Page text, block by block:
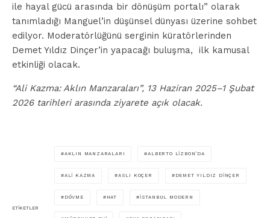
ile hayal gücü arasında bir dönüşüm portalı” olarak
tanımladığı Manguel’in düşünsel dünyası üzerine sohbet
edilyor. Moderatörlüğünü serginin küratörlerinden
Demet Yıldız Dinçer’in yapacağı buluşma, ilk kamusal
etkinliği olacak.
“Ali Kazma: Aklın Manzaraları”, 13 Haziran 2025–1 Şubat
2026 tarihleri arasında ziyarete açık olacak.
ETIKETLER
AKLIN MANZARALARI ALBERTO LIZBON’DA
ALI KAZMA ASLI KOÇER DEMET YILDIZ DINÇER
DÖVME HAT İSTANBUL MODERN